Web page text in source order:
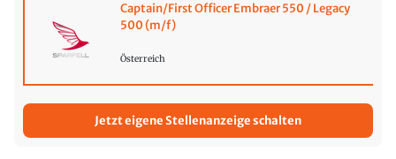
Captain/First Officer Embraer 550 / Legacy
500 (m/f)
Österreich
Jetzt eigene Stellenanzeige schalten